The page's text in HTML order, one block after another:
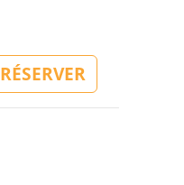
RÉSERVER